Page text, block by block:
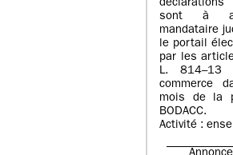
déclarations
sont à
mandataire
le portail
par les
L. 814–13
commerce
mois de la
BODACC.
Activité :